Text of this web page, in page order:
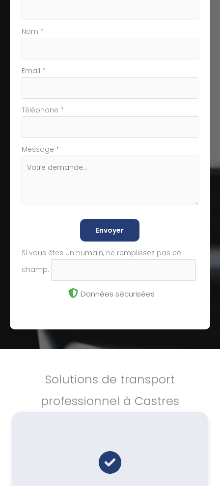
téléphone
Nom *
Email *
Téléphone *
Message *
Envoyer
Si vous êtes un humain, ne remplissez pas ce
champ.
Données sécurisées
Solutions de transport
professionnel à Castres